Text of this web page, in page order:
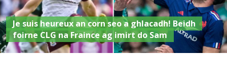
Je suis heureux an corn seo a ghlacadh! Beidh
foirne CLG na Fraince ag imirt do Sam